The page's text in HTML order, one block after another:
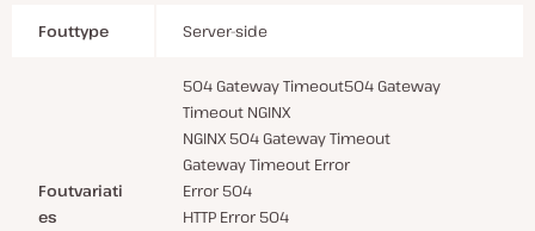
Fouttype Server-side
Foutvariati
es
504 Gateway Timeout504 Gateway
Timeout NGINX
NGINX 504 Gateway Timeout
Gateway Timeout Error
Error 504
HTTP Error 504